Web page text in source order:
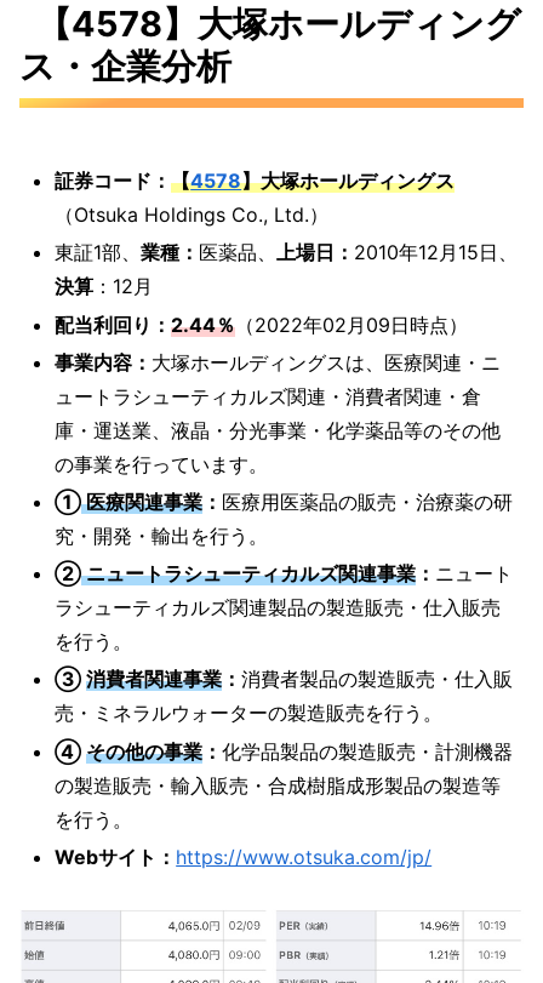
【4578】大塚ホールディング
ス・企業分析
証券コード：【4578】大塚ホールディングス
（Otsuka Holdings Co., Ltd.）
東証1部、業種： 医薬品、上場日： 2010年12月15日、
決算 ：12月
配当利回り：2.44％ （2022年02月09日時点）
事業内容： 大塚ホールディングスは、医療関連・ニ
ュートラシューティカルズ関連・消費者関連・倉
庫・運送業、液晶・分光事業・化学薬品等のその他
の事業を行っています。
①医療関連事業 ： 医療用医薬品の販売・治療薬の研
究・開発・輸出を行う。
②ニュートラシューティカルズ関連事業 ： ニュート
ラシューティカルズ関連製品の製造販売・仕入販売
を行う。
③消費者関連事業 ：消費者製品の製造販売・仕入販
売・ミネラルウォーターの製造販売を行う。
④その他の事業 ：化学品製品の製造販売・計測機器
の製造販売・輸入販売・合成樹脂成形製品の製造等
を行う。
Webサイト： https://www.otsuka.com/jp/